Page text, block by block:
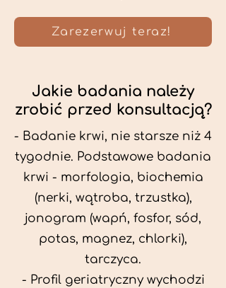
Zarezerwuj teraz!
Jakie badania należy
zrobić przed konsultacją?
- Badanie krwi, nie starsze niż 4
tygodnie. Podstawowe badania
krwi - morfologia, biochemia
(nerki, wątroba, trzustka),
jonogram (wapń, fosfor, sód,
potas, magnez, chlorki),
tarczyca.
- Profil geriatryczny wychodzi